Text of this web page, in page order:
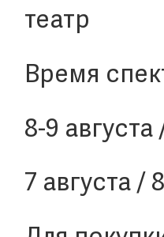
театр
Время
8-9 августа
7 августа /